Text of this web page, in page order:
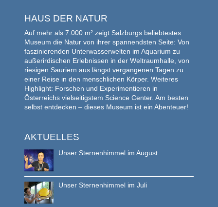
HAUS DER NATUR
Auf mehr als 7.000 m² zeigt Salzburgs beliebtestes
Museum die Natur von ihrer spannendsten Seite: Von
faszinierenden Unterwasserwelten im Aquarium zu
außerirdischen Erlebnissen in der Weltraumhalle, von
riesigen Sauriern aus längst vergangenen Tagen zu
einer Reise in den menschlichen Körper. Weiteres
Highlight: Forschen und Experimentieren in
Österreichs vielseitigstem Science Center. Am besten
selbst entdecken – dieses Museum ist ein Abenteuer!
AKTUELLES
Unser Sternenhimmel im August
Unser Sternenhimmel im Juli